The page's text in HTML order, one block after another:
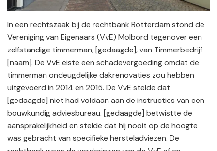
In een rechtszaak bij de rechtbank Rotterdam stond de
Vereniging van Eigenaars (VvE) Molbord tegenover een
zelfstandige timmerman, [gedaagde], van Timmerbedrijf
[naam]. De VvE eiste een schadevergoeding omdat de
timmerman ondeugdelijke dakrenovaties zou hebben
uitgevoerd in 2014 en 2015. De VvE stelde dat
[gedaagde] niet had voldaan aan de instructies van een
bouwkundig adviesbureau. [gedaagde] betwistte de
aansprakelijkheid en stelde dat hij nooit op de hoogte
was gebracht van specifieke hersteladviezen. De